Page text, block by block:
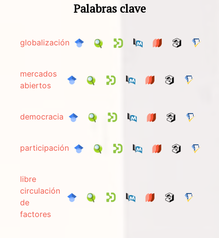
Palabras clave
globalización
mercados
abiertos
democracia
participación
libre
circulación
de
factores